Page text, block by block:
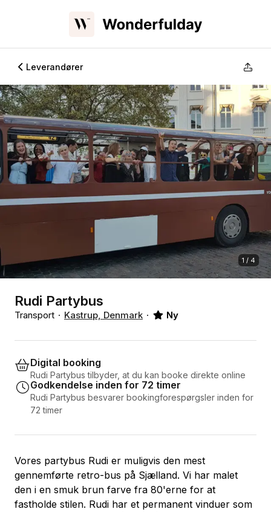
Leverandører
1 / 4
Rudi Partybus
Transport Kastrup, Denmark Ny
Digital booking
Rudi Partybus tilbyder, at du kan booke direkte online
Godkendelse inden for 72 timer
Rudi Partybus besvarer bookingforespørgsler inden for
72 timer
Vores partybus Rudi er muligvis den mest
gennemførte retro-bus på Sjælland. Vi har malet
den i en smuk brun farve fra 80'erne for at
fastholde stilen. Rudi har et permanent vinduer som